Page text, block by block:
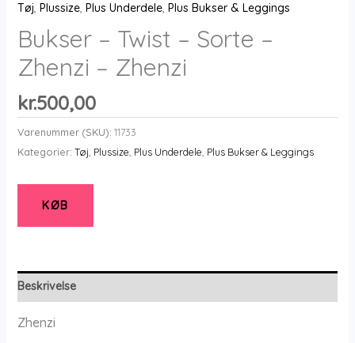
Tøj, Plussize, Plus Underdele, Plus Bukser & Leggings
Bukser – Twist – Sorte –
Zhenzi – Zhenzi
kr.500,00
Varenummer (SKU): 11733
Kategorier: Tøj, Plussize, Plus Underdele, Plus Bukser & Leggings
KØB
Beskrivelse
Zhenzi